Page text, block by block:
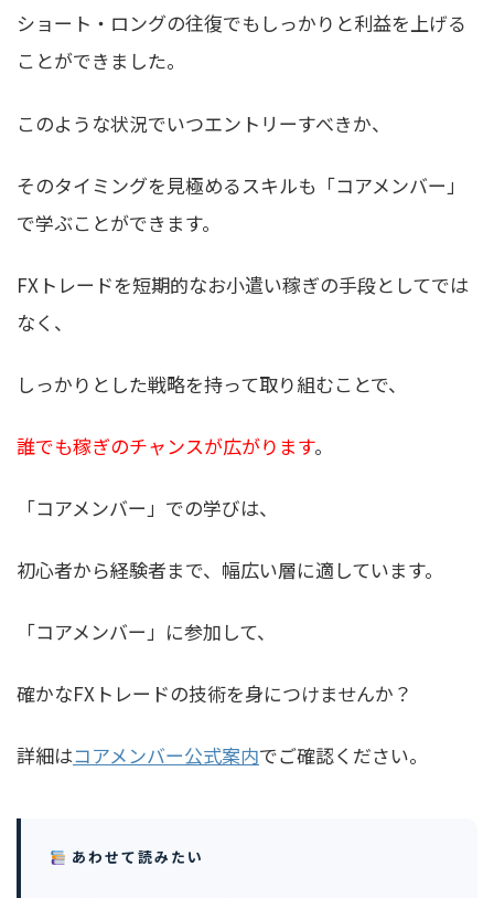
ショート・ロングの往復でもしっかりと利益を上げる
ことができました。
このような状況でいつエントリーすべきか、
そのタイミングを見極めるスキルも「コアメンバー」
で学ぶことができます。
FXトレードを短期的なお小遣い稼ぎの手段としてでは
なく、
しっかりとした戦略を持って取り組むことで、
誰でも稼ぎのチャンスが広がります。
「コアメンバー」での学びは、
初心者から経験者まで、幅広い層に適しています。
「コアメンバー」に参加して、
確かなFXトレードの技術を身につけませんか？
詳細はコアメンバー公式案内でご確認ください。
あわせて読みたい